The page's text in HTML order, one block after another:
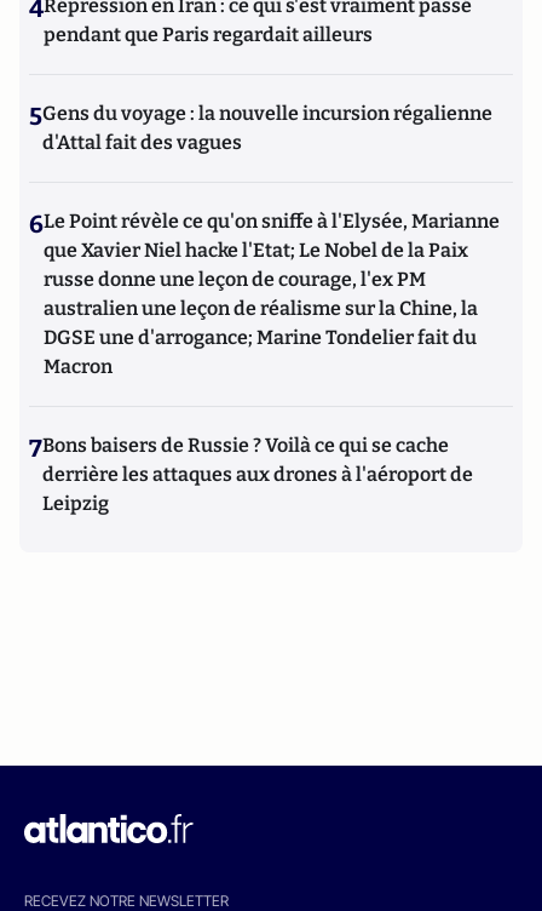
4Répression en Iran : ce qui s'est vraiment passé
pendant que Paris regardait ailleurs
5Gens du voyage : la nouvelle incursion régalienne
d'Attal fait des vagues
6Le Point révèle ce qu'on sniffe à l'Elysée, Marianne
que Xavier Niel hacke l'Etat; Le Nobel de la Paix
russe donne une leçon de courage, l'ex PM
australien une leçon de réalisme sur la Chine, la
DGSE une d'arrogance; Marine Tondelier fait du
Macron
7Bons baisers de Russie ? Voilà ce qui se cache
derrière les attaques aux drones à l'aéroport de
Leipzig
RECEVEZ NOTRE NEWSLETTER